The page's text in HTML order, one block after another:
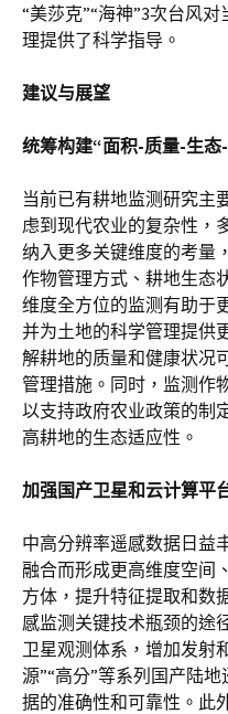
“美莎克”“海神”3次台风
理提供了科学指导。
建议与展望
统筹构建“面积-质量-生
当前已有耕地监测研究主
虑到现代农业的复杂性，
纳入更多关键维度的考量
作物管理方式、耕地生态
维度全方位的监测有助于
并为土地的科学管理提供
解耕地的质量和健康状况
管理措施。同时，监测作
以支持政府农业政策的制
高耕地的生态适应性。
加强国产卫星和云计算平
中高分辨率遥感数据日益
融合而形成更高维度空间
方体，提升特征提取和数
感监测关键技术瓶颈的途
卫星观测体系，增加发射
源”“高分”等系列国产陆
据的准确性和可靠性。此